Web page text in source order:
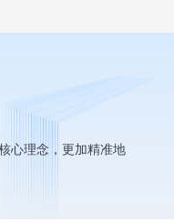
心理念，更加精准地